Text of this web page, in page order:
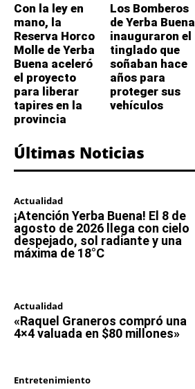
Con la ley en
mano, la
Reserva Horco
Molle de Yerba
Buena aceleró
el proyecto
para liberar
tapires en la
provincia
Los Bomberos
de Yerba Buena
inauguraron el
tinglado que
soñaban hace
años para
proteger sus
vehículos
Últimas Noticias
Actualidad
¡Atención Yerba Buena! El 8 de
agosto de 2026 llega con cielo
despejado, sol radiante y una
máxima de 18°C
Actualidad
«Raquel Graneros compró una
4×4 valuada en $80 millones»
Entretenimiento